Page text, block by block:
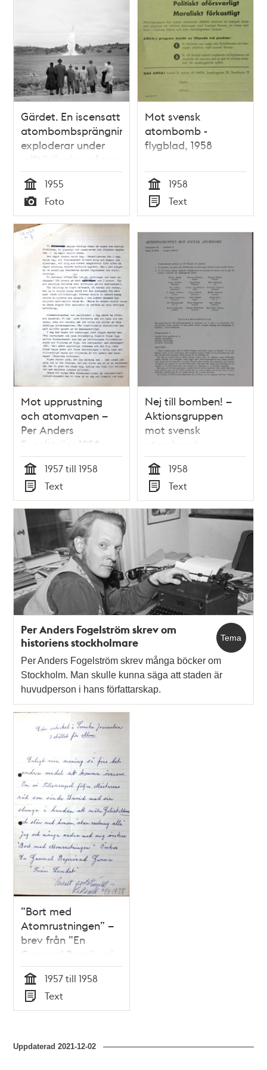
Gärdet. En iscensatt
atombombsprängning
exploderar under
militärövning några
hundra meter
nedanför Borgen.
Tid
1955
Typ
Foto
Mot svensk
atombomb -
flygblad, 1958
Tid
1958
Typ
Text
Mot upprustning
och atomvapen –
Per Anders
Fogelström 1958
Tid
1957 till 1958
Typ
Text
Nej till bomben! –
Aktionsgruppen
mot svensk
atombombs
program, 1958
Tid
1958
Typ
Text
Tema
Per Anders Fogelström skrev om
historiens stockholmare
Per Anders Fogelström skrev många böcker om
Stockholm. Man skulle kunna säga att staden är
huvudperson i hans författarskap.
”Bort med
Atomrustningen” –
brev från ”En
Gammal Beprövad
Gumma från
Landet” 1958
Tid
1957 till 1958
Typ
Text
Uppdaterad2021-12-02